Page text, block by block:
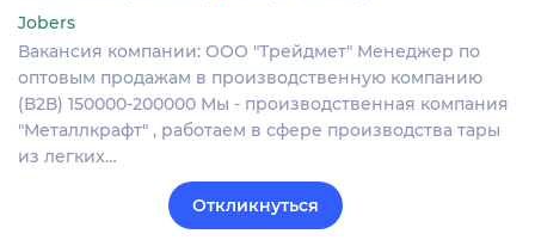
Jobers
Вакансия компании: ООО "Трейдмет" Менеджер по
оптовым продажам в производственную компанию
(В2В) 150000-200000 Мы - производственная компания
"Металлкрафт" , работаем в сфере производства тары
из легких…
Откликнуться